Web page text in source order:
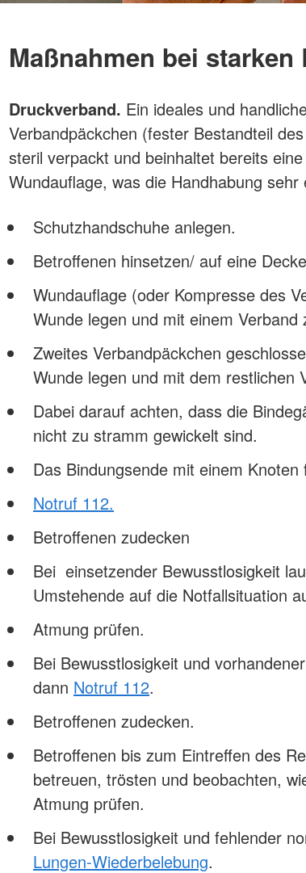
Maßnahmen bei
Druckverband. Ein ideales und
Verbandpäckchen (fester Bestandteil
steril verpackt und beinhaltet bereits
Wundauflage, was die Handhabung sehr
Schutzhandschuhe anlegen.
Betroffenen hinsetzen/ auf eine
Wundauflage (oder Kompresse des
Wunde legen und mit einem
Zweites Verbandpäckchen
Wunde legen und mit dem restlichen
Dabei darauf achten, dass die
nicht zu stramm gewickelt sind.
Das Bindungsende mit einem Knoten
Notruf 112.
Betroffenen zudecken
Bei einsetzender Bewusstlosigkeit
Umstehende auf die Notfallsituation
Atmung prüfen.
Bei Bewusstlosigkeit und
dann Notruf 112.
Betroffenen zudecken.
Betroffenen bis zum Eintreffen des
betreuen, trösten und beobachten,
Atmung prüfen.
Bei Bewusstlosigkeit und fehlender
Lungen-Wiederbelebung.